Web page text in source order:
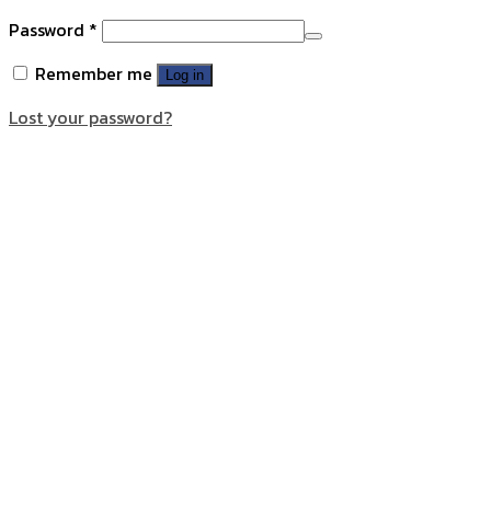
Password *
Remember me
Log in
Lost your password?